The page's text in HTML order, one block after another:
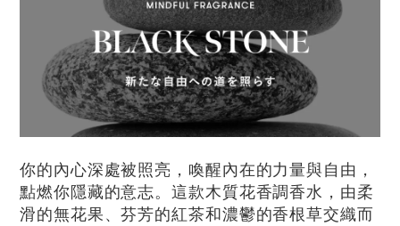
你的內心深處被照亮，喚醒內在的力量與自由，
點燃你隱藏的意志。這款木質花香調香水，由柔
滑的無花果、芬芳的紅茶和濃鬱的香根草交織而